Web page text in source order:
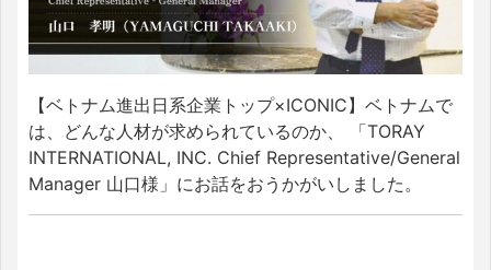
【ベトナム進出日系企業トップ×ICONIC】ベトナムで
は、どんな人材が求められているのか、 「TORAY
INTERNATIONAL, INC. Chief Representative/General
Manager 山口様」にお話をおうかがいしました。